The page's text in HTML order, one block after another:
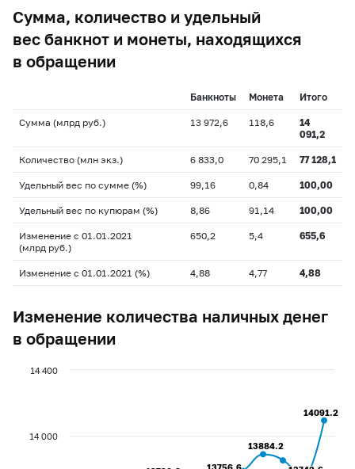
Сумма, количество и удельный
вес банкнот и монеты, находящихся
в обращении
Банкноты Монета Итого
Сумма (млрд руб.) 13 972,6 118,6
14
091,2
Количество (млн экз.) 6 833,0 70 295,1 77 128,1
Удельный вес по сумме (%) 99,16 0,84 100,00
Удельный вес по купюрам (%) 8,86 91,14 100,00
Изменение с 01.01.2021
(млрд руб.)
650,2 5,4 655,6
Изменение с 01.01.2021 (%) 4,88 4,77 4,88
Изменение количества наличных денег
в обращении
13884.2
13884.2
14091.2
14091.2
14 000
14 400